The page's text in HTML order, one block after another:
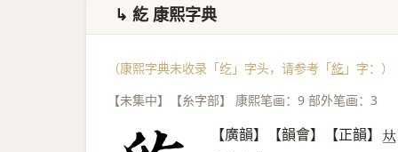
↳ 紇 康熙字典
（康熙字典未收录「纥」字头，请参考「紇 」字：）
【未集中】【糸字部】 康熙笔画：9 部外笔画：3
【廣韻】【韻會】【正韻】 𠀤